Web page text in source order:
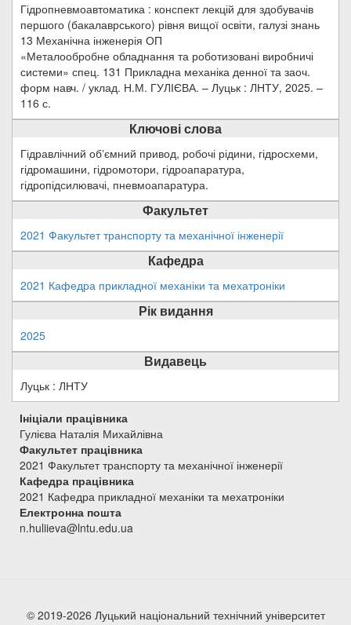
Гідропневмоавтоматика : конспект лекцій для здобувачів
першого (бакалаврського) рівня вищої освіти, галузі знань
13 Механічна інженерія ОП
«Металообробне обладнання та роботизовані виробничі
системи» спец. 131 Прикладна механіка денної та заоч.
форм навч. / уклад. Н.М. ГУЛІЄВА. – Луцьк : ЛНТУ, 2025. –
116 с.
Ключові слова
Гідравлічний обʼємний привод, робочі рідини, гідросхеми,
гідромашини, гідромотори, гідроапаратура,
гідропідсилювачі, пневмоапаратура.
Факультет
2021 Факультет транспорту та механічної інженерії
Кафедра
2021 Кафедра прикладної механіки та мехатроніки
Рік видання
2025
Видавець
Луцьк : ЛНТУ
Ініціали працівника
Гулієва Наталія Михайлівна
Факультет працівника
2021 Факультет транспорту та механічної інженерії
Кафедра працівника
2021 Кафедра прикладної механіки та мехатроніки
Електронна пошта
n.huliieva@lntu.edu.ua
© 2019-2026 Луцький національний технічний університет